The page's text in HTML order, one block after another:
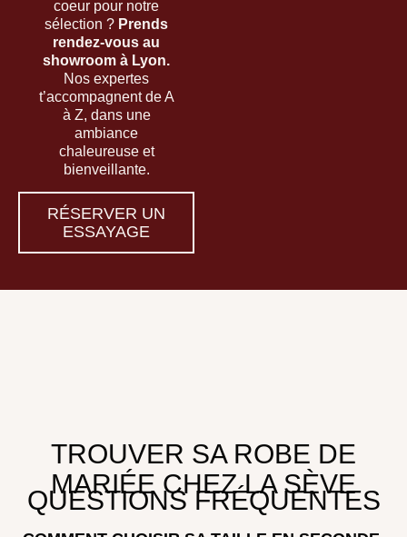
coeur pour notre
sélection ? Prends
rendez-vous au
showroom à Lyon.
Nos expertes
t’accompagnent de A
à Z, dans une
ambiance
chaleureuse et
bienveillante.
RÉSERVER UN
ESSAYAGE
TROUVER SA ROBE DE
MARIÉE CHEZ LA SÈVE
QUESTIONS FRÉQUENTES